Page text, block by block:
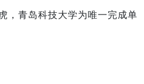
，青岛科技大学为唯一完成单